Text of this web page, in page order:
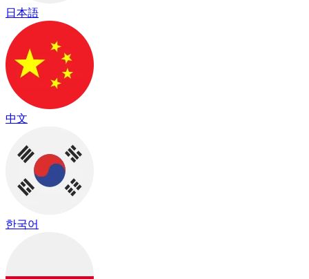
日本語
中文
한국어